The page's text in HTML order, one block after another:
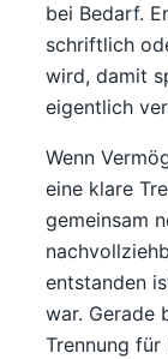
bei Bedarf.
schriftlich
wird, damit
eigentlich
Wenn
eine klare
gemeinsam
entstanden
war. Gerade
Trennung für